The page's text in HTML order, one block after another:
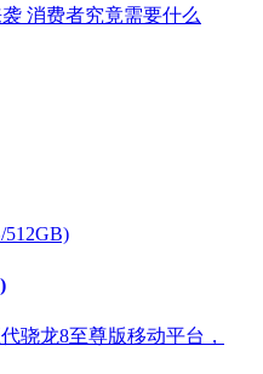
骁龙8至尊版移动平台，